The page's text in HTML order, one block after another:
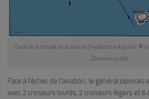
Carte de la bataille de la baie de l’Impératrice-Augusta ©
(Domaine public)
Face à l’échec de l’aviation, le général
avec 2 croiseurs lourds, 2 croiseurs légers et